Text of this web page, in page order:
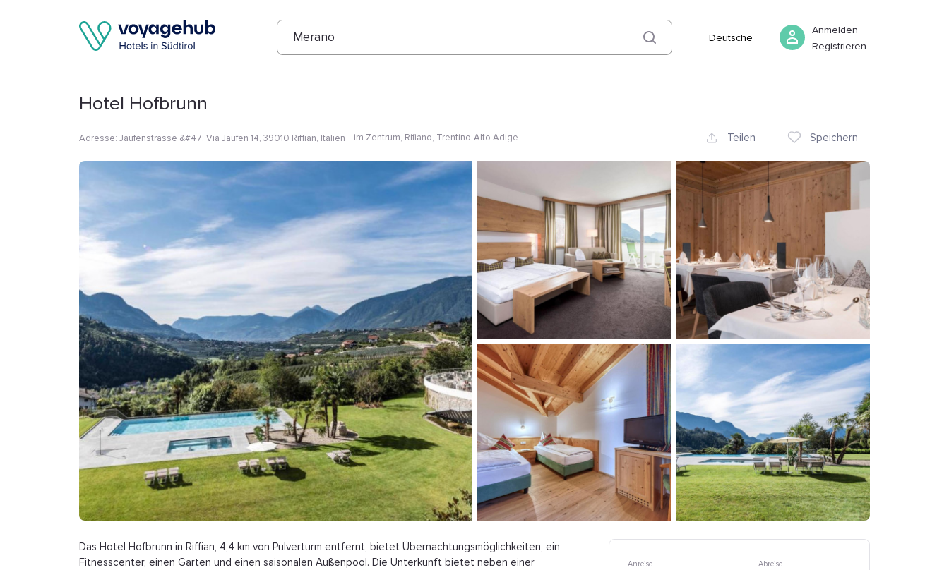
Merano Deutsche
Anmelden
Registrieren
Fotos Annehmlichkeiten 06 August Buchen
Hotel Hofbrunn
Adresse: Jaufenstrasse &#47; Via Jaufen 14, 39010 Riffian, Italien im Zentrum, Rifiano, Trentino-Alto Adige Teilen Speichern
Das Hotel Hofbrunn in Riffian, 4,4 km von Pulverturm entfernt, bietet Übernachtungsmöglichkeiten, ein
Fitnesscenter, einen Garten und einen saisonalen Außenpool. Die Unterkunft bietet neben einer
Anreise Abreise